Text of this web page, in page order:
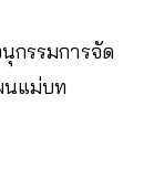
กรรมการจัด
นแม่บท